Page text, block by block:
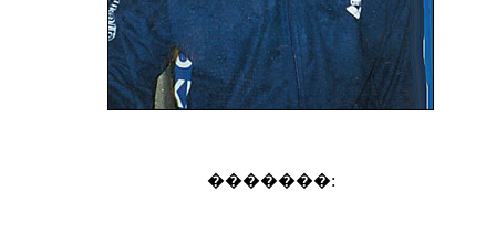
�������: